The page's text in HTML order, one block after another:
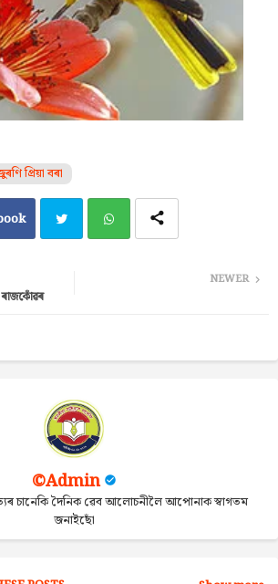
প্ৰিয়া বৰা
NEWER
ৰাজকোঁৱৰ
©Admin
চানেকি দৈনিক ৱেব আলোচনীলৈ আপোনাক স্বাগতম
জনাইছোঁ